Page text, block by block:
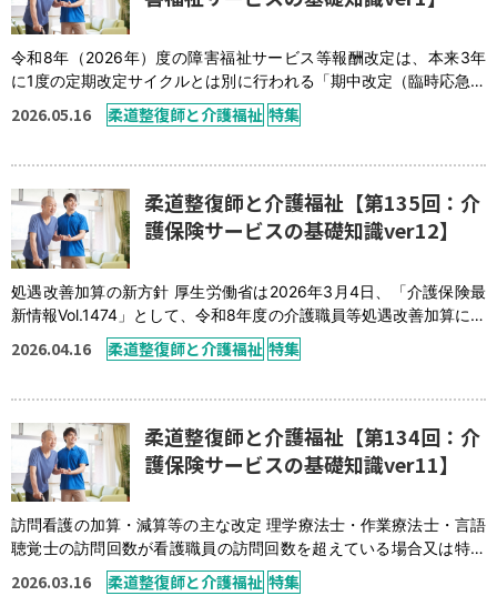
令和8年（2026年）度の障害福祉サービス等報酬改定は、本来3年
に1度の定期改定サイクルとは別に行われる「期中改定（臨時応急的
な見直し）」です。令和8年4月1日と令和8年6月1日の2段階で施行
されます。令和8年度（2026年）障害福祉サービス等報酬改定のポ
時応急的な見直し」で、 […]
2026.05.16 柔道整復師と介護福祉 特集
柔道整復師と介護福祉【第135回：介
護保険サービスの基礎知識ver12】
処遇改善加算の新方針 厚生労働省は2026年3月4日、「介護保険最
新情報Vol.1474」として、令和8年度の介護職員等処遇改善加算に関
する基本的な考え方や事務処理手順を記した文書案を公表しまし
た。 最大のポイントは、賃金改善は「基本給による改善が望まし
定的な処遇改善の観点から、 […]
2026.04.16 柔道整復師と介護福祉 特集
柔道整復師と介護福祉【第134回：介
護保険サービスの基礎知識ver11】
訪問看護の加算・減算等の主な改定 理学療法士・作業療法士・言語
聴覚士の訪問回数が看護職員の訪問回数を超えている場合又は特定
の加算を算定していない場合の減算の新設⑥ 訪問看護の役割に基
づいたサービスが適切に提供されるよう、理学療法士などのサービ
2026.03.16 柔道整復師と介護福祉 特集